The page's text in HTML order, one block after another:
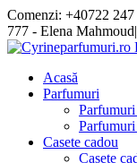
Skip
to
content
Comenzi: +40722
777 - Elena Mahmoud|
Facebook
Acasă
Parfumuri
Casete cadou
Casete